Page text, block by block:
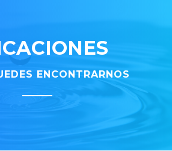
ENCONTRARNOS